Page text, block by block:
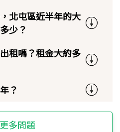
北屯區近半年的大
少？
租嗎？租金大約多
？
多問題